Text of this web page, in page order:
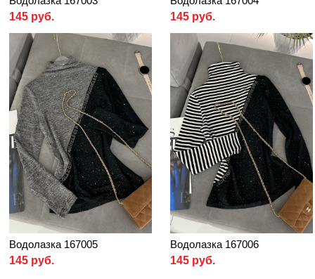
145 руб.
145 руб.
Водолазка 167005
145 руб.
Водолазка 167006
145 руб.